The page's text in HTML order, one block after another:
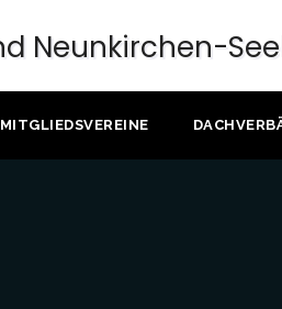
MITGLIEDSVEREINE